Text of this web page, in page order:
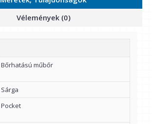
Vélemények (0)
Bőrhatású műbőr
Sárga
Pocket